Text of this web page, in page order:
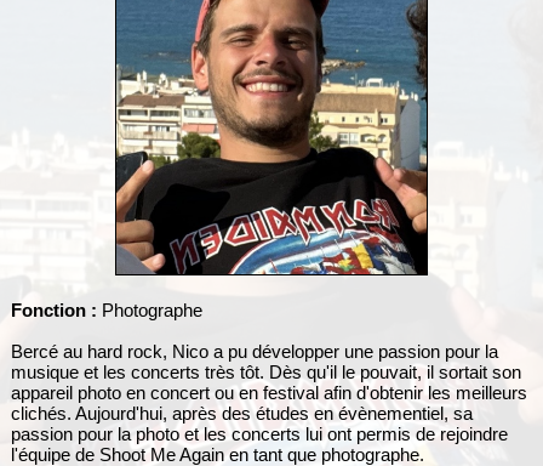
Fonction : Photographe
Bercé au hard rock, Nico a pu développer une passion pour la
musique et les concerts très tôt. Dès qu'il le pouvait, il sortait son
appareil photo en concert ou en festival afin d'obtenir les meilleurs
clichés. Aujourd'hui, après des études en évènementiel, sa
passion pour la photo et les concerts lui ont permis de rejoindre
l'équipe de Shoot Me Again en tant que photographe.